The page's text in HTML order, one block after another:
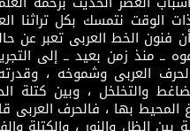
الوقت نتمسك بكل تراثنا
فنون الخط العربى تعبر عن
ــ منذ زمن بعيد ــ إلى
العربى وشموخه ،
والتخلخل ، وبين كتلة
المحيط بها ، فالحرف العربى